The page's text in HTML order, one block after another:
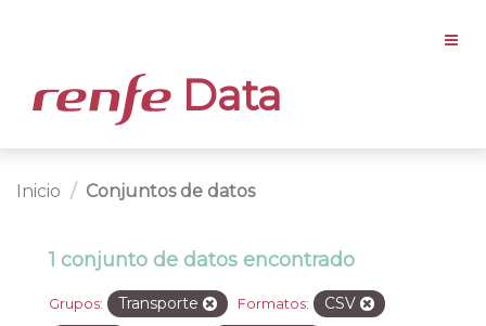
Data
Inicio Conjuntos de datos
1 conjunto de datos encontrado
Grupos: Transporte Formatos:
CSV